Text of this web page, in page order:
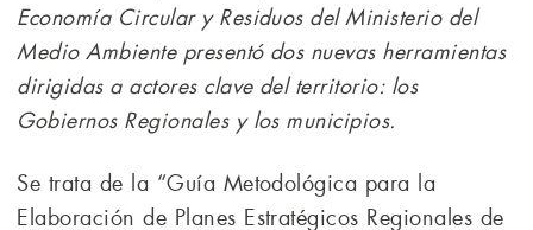
Economía Circular y Residuos del Ministerio del
Medio Ambiente presentó dos nuevas herramientas
dirigidas a actores clave del territorio: los
Gobiernos Regionales y los municipios.
Se trata de la “Guía Metodológica para la
Elaboración de Planes Estratégicos Regionales de